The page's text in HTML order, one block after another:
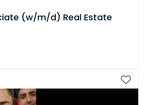
(w/m/d) Real Estate